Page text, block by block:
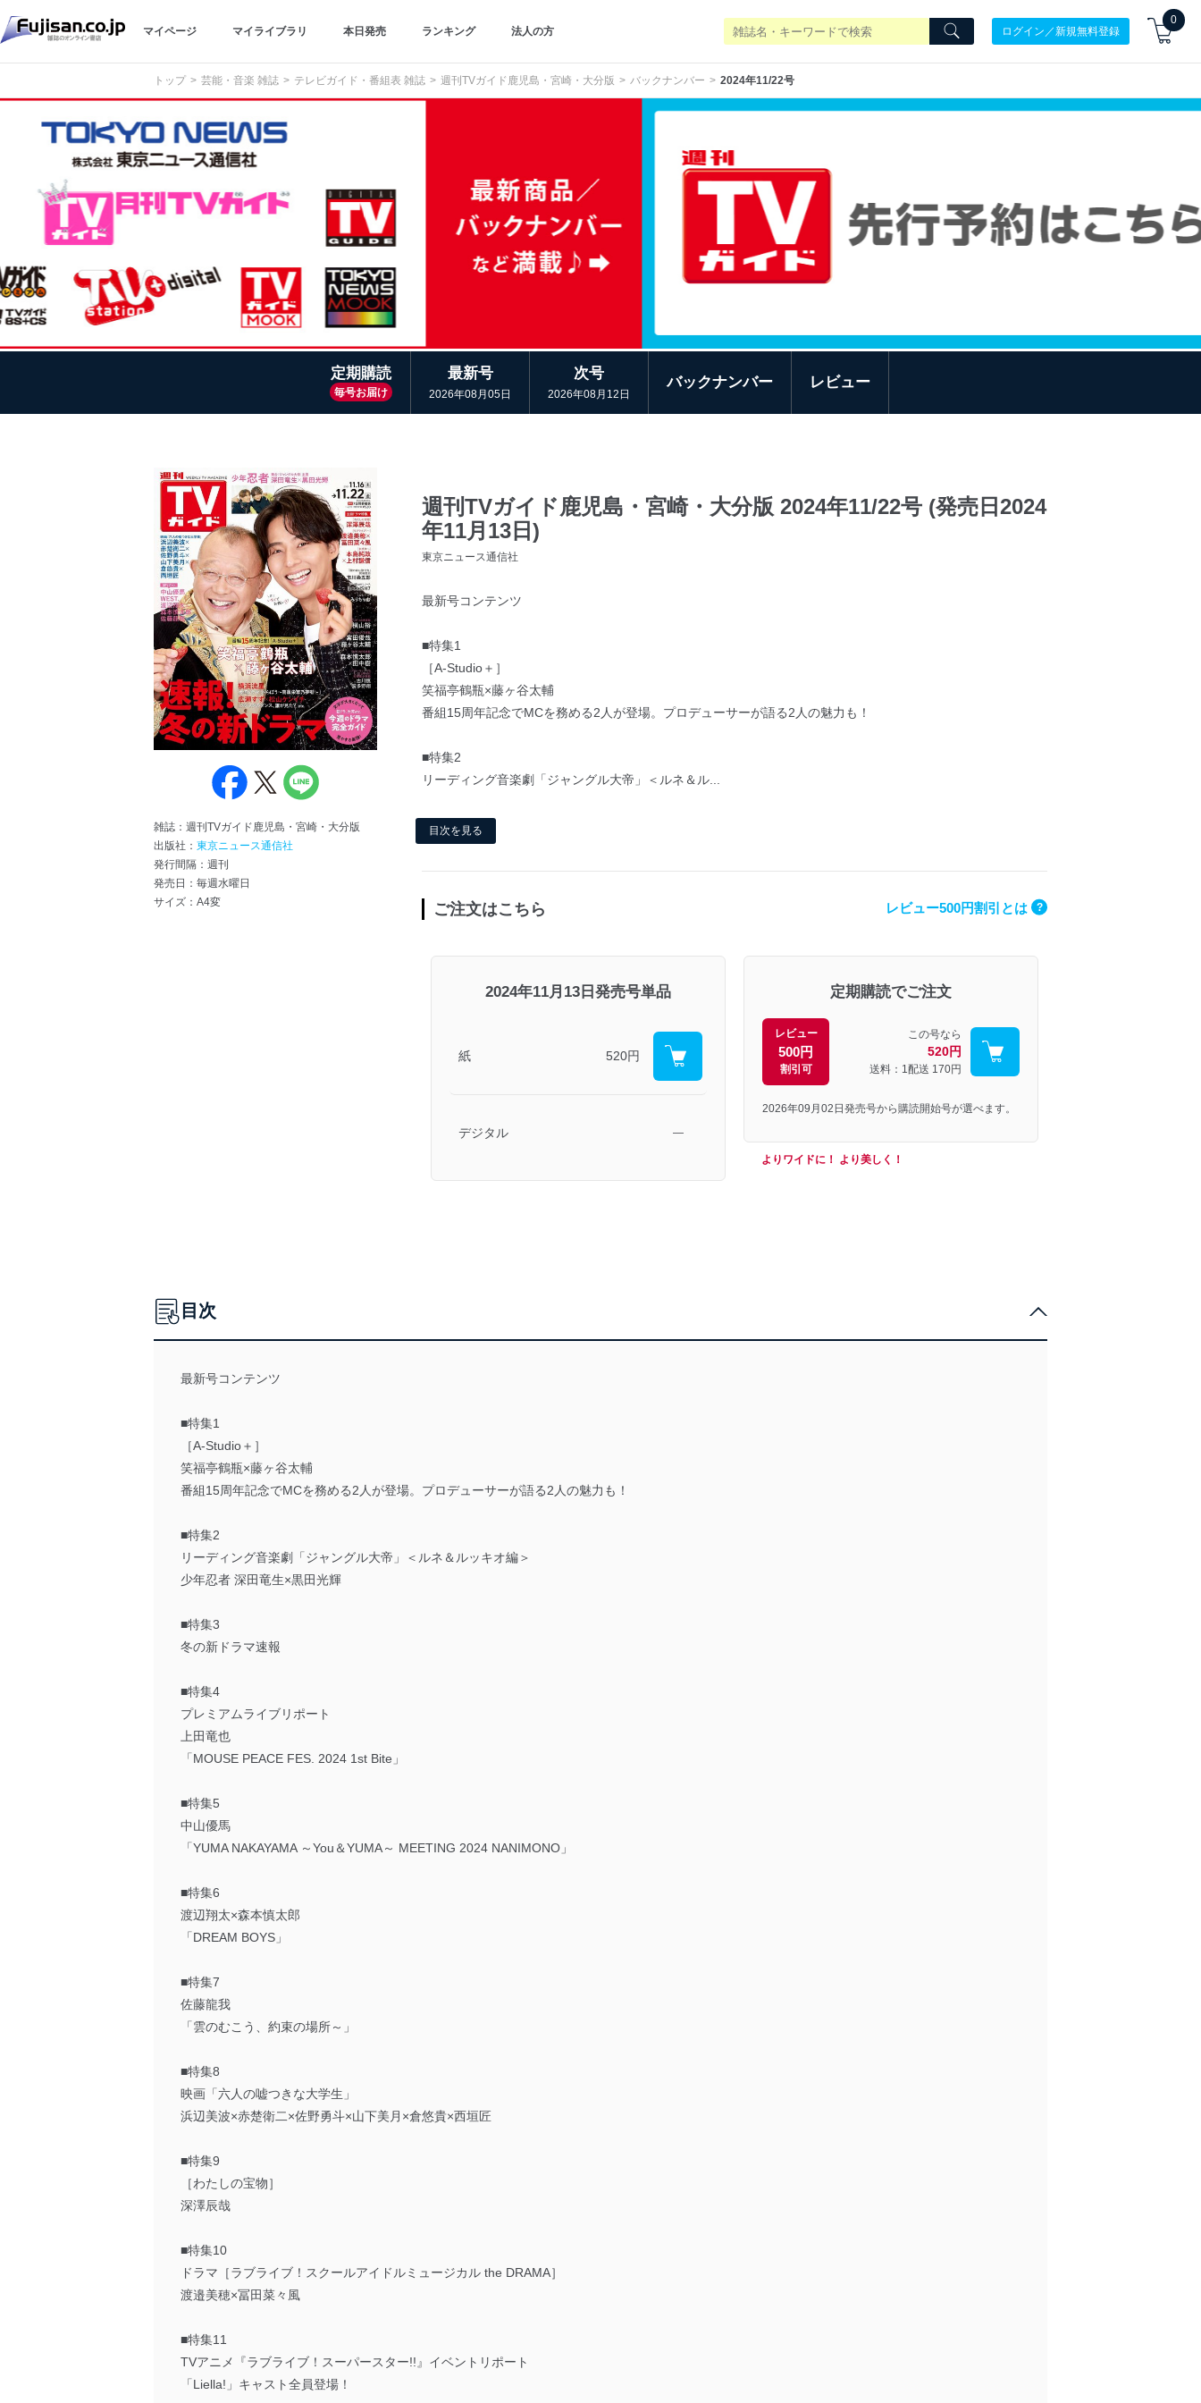
マイページ マイライブラリ 本日発売 ランキング 法人の方 ログイン／新規無料登録
0
トップ 芸能・音楽 雑誌 テレビガイド・番組表 雑誌 週刊TVガイド鹿児島・宮崎・大分版 バックナンバー 2024年11/22号
定期購読
毎号お届け
最新号
2026年08月05日
次号
2026年08月12日
バックナンバー レビュー
雑誌：週刊TVガイド鹿児島・宮崎・大分版
出版社： 東京ニュース通信社
発行間隔：週刊
発売日：毎週水曜日
サイズ：A4変
週刊TVガイド鹿児島・宮崎・大分版 2024年11/22号 (発売日2024
年11月13日)
東京ニュース通信社
最新号コンテンツ
■特集1
［A-Studio＋］
笑福亭鶴瓶×藤ヶ谷太輔
番組15周年記念でMCを務める2人が登場。プロデューサーが語る2人の魅力も！
■特集2
リーディング音楽劇「ジャングル大帝」＜ルネ＆ル...
目次を見る
ご注文はこちら レビュー500円割引とは ?
2024年11月13日発売号単品
紙 520円
デジタル ―
定期購読でご注文
レビュー
500円
割引可
この号なら
520円
送料：1配送 170円
2026年09月02日発売号から購読開始号が選べます。
よりワイドに！ より美しく！
目次
最新号コンテンツ
■特集1
［A-Studio＋］
笑福亭鶴瓶×藤ヶ谷太輔
番組15周年記念でMCを務める2人が登場。プロデューサーが語る2人の魅力も！
■特集2
リーディング音楽劇「ジャングル大帝」＜ルネ＆ルッキオ編＞
少年忍者 深田竜生×黒田光輝
■特集3
冬の新ドラマ速報
■特集4
プレミアムライブリポート
上田竜也
「MOUSE PEACE FES. 2024 1st Bite」
■特集5
中山優馬
「YUMA NAKAYAMA ～You＆YUMA～ MEETING 2024 NANIMONO」
■特集6
渡辺翔太×森本慎太郎
「DREAM BOYS」
■特集7
佐藤龍我
「雲のむこう、約束の場所～」
■特集8
映画「六人の嘘つきな大学生」
浜辺美波×赤楚衛二×佐野勇斗×山下美月×倉悠貴×西垣匠
■特集9
［わたしの宝物］
深澤辰哉
■特集10
ドラマ［ラブライブ！スクールアイドルミュージカル the DRAMA］
渡邉美穂×冨田菜々風
■特集11
TVアニメ『ラブライブ！スーパースター!!』イベントリポート
「Liella!」キャスト全員登場！